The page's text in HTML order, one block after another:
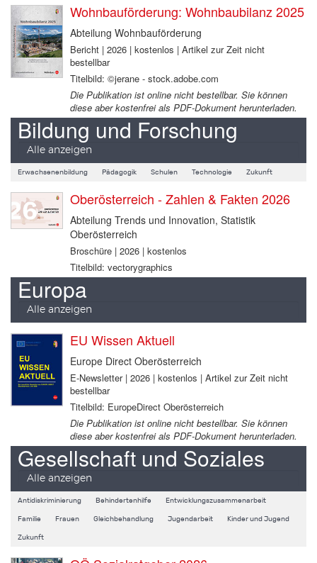
Wohnbauförderung: Wohnbaubilanz 2025
Abteilung Wohnbauförderung
Bericht | 2026 | kostenlos | Artikel zur Zeit nicht
bestellbar
Titelbild: ©jerane - stock.adobe.com
Die Publikation ist online nicht bestellbar. Sie können
diese aber kostenfrei als PDF-Dokument herunterladen.
Bildung und Forschung
Alle anzeigen
Erwachsenenbildung Pädagogik Schulen Technologie Zukunft
Oberösterreich - Zahlen & Fakten 2026
Abteilung Trends und Innovation, Statistik
Oberösterreich
Broschüre | 2026 | kostenlos
Titelbild: vectorygraphics
Europa
Alle anzeigen
EU Wissen Aktuell
Europe Direct Oberösterreich
E-Newsletter | 2026 | kostenlos | Artikel zur Zeit nicht
bestellbar
Titelbild: EuropeDirect Oberösterreich
Die Publikation ist online nicht bestellbar. Sie können
diese aber kostenfrei als PDF-Dokument herunterladen.
Gesellschaft und Soziales
Alle anzeigen
Antidiskriminierung Behindertenhilfe Entwicklungszusammenarbeit
Familie Frauen Gleichbehandlung Jugendarbeit Kinder und Jugend
Zukunft